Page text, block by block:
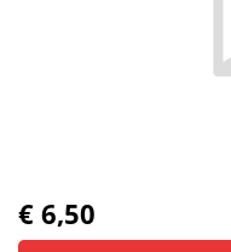
€ 6,50